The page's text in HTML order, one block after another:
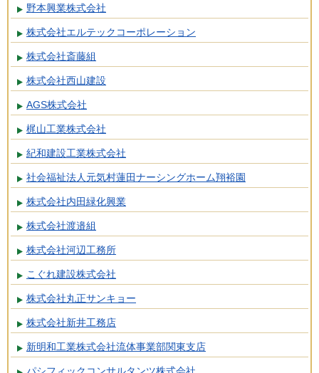
野本興業株式会社
株式会社エルテックコーポレーション
株式会社斎藤組
株式会社西山建設
AGS株式会社
梶山工業株式会社
紀和建設工業株式会社
社会福祉法人元気村蓮田ナーシングホーム翔裕園
株式会社内田緑化興業
株式会社渡邉組
株式会社河辺工務所
こぐれ建設株式会社
株式会社丸正サンキョー
株式会社新井工務店
新明和工業株式会社流体事業部関東支店